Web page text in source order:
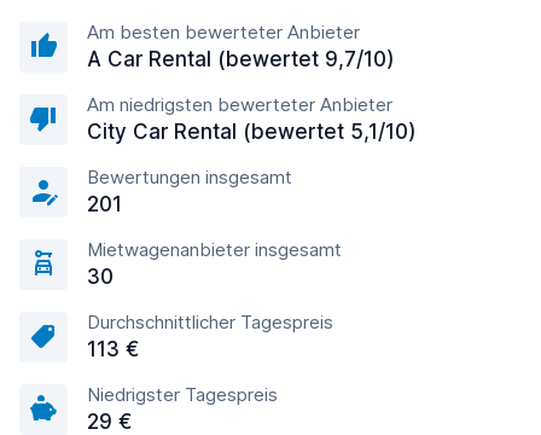
Am besten bewerteter Anbieter
A Car Rental (bewertet 9,7/10)
Am niedrigsten bewerteter Anbieter
City Car Rental (bewertet 5,1/10)
Bewertungen insgesamt
201
Mietwagenanbieter insgesamt
30
Durchschnittlicher Tagespreis
113 €
Niedrigster Tagespreis
29 €